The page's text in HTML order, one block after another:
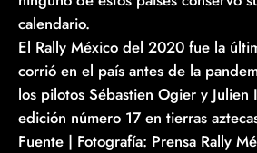
calendario.
El Rally México del 2020 fue la
corrió en el país antes de la
los pilotos Sébastien Ogier y Julien
edición número 17 en tierras
Fuente | Fotografía: Prensa Rally